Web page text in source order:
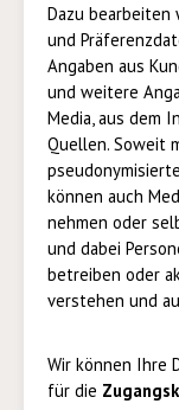
Dazu bearbeiten
und
Angaben aus
und weitere
Media, aus dem
Quellen. Soweit
können auch
nehmen oder
und dabei
betreiben oder
verstehen und
Wir können Ihre
für die